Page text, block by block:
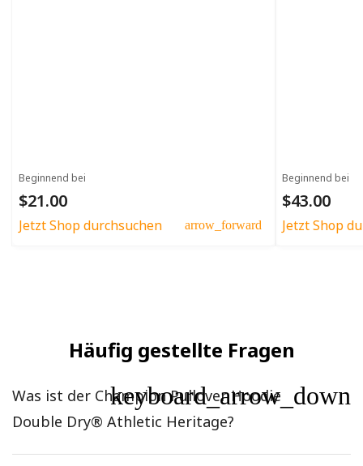
Beginnend bei
$21.00
Jetzt Shop durchsuchen arrow_forward
Beginnend bei
$43.00
Jetzt Shop
Häufig gestellte Fragen
Was ist der Champion Pullover Hoodie
Double Dry® Athletic Heritage?
keyboard_arrow_down